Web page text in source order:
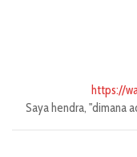
https://
Saya hendra, "dimana